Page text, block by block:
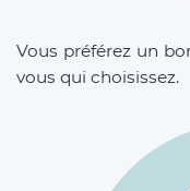
Vous préférez un
vous qui choisissez.